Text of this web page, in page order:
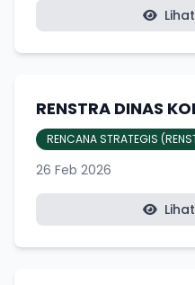
RENSTRA DINAS
RENCANA STRATEGIS
26 Feb 2026